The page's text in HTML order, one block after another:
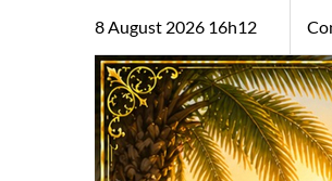
8 August 2026 16h12